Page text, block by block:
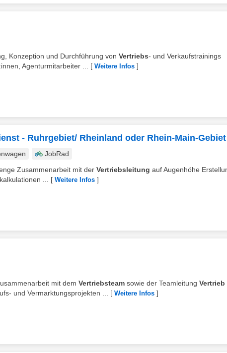
Konzeption und Durchführung von Vertriebs- und Verkaufstrainings
Agenturmitarbeiter ...
[ Weitere Infos ]
- Ruhrgebiet/ Rheinland oder Rhein-Main-Gebiet
JobRad
Zusammenarbeit mit der Vertriebsleitung auf Augenhöhe
...
[ Weitere Infos ]
mit dem Vertriebsteam sowie der Teamleitung Vertrieb
und Vermarktungsprojekten ...
[ Weitere Infos ]